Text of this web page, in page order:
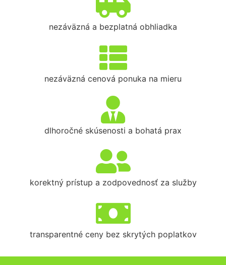
nezáväzná a bezplatná obhliadka
nezáväzná cenová ponuka na mieru
dlhoročné skúsenosti a bohatá prax
korektný prístup a zodpovednosť za služby
transparentné ceny bez skrytých poplatkov